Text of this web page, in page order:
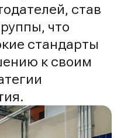
став
что
стандарты
к своим